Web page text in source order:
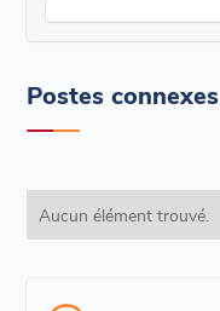
Postes connexes
Aucun élément trouvé.